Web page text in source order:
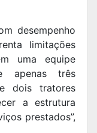
desempenho
limitações
uma equipe
apenas três
dois tratores
a estrutura
prestados”,